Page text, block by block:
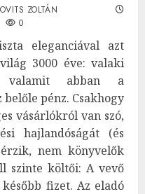
ZOLTÁN
0
eleganciával azt
3000 éve: valaki
valamit abban a
pénz. Csakhogy
vásárlókról van szó,
hajlandóságát (és
nem könyvelők
szinte költői: A vevő
fizet. Az eladó